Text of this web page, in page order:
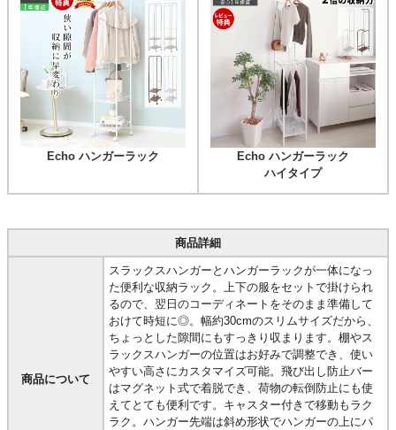
Echo ハンガーラック
Echo ハンガーラック
ハイタイプ
商品詳細
商品について
スラックスハンガーとハンガーラックが一体になっ
た便利な収納ラック。上下の服をセットで掛けられ
るので、翌日のコーディネートをそのまま準備して
おけて時短に◎。幅約30cmのスリムサイズだから、
ちょっとした隙間にもすっきり収まります。棚やス
ラックスハンガーの位置はお好みで調整でき、使い
やすい高さにカスタマイズ可能。飛び出し防止バー
はマグネット式で着脱でき、荷物の転倒防止にも使
えてとても便利です。キャスター付きで移動もラク
ラク。ハンガー先端は斜め形状でハンガーの上にパ